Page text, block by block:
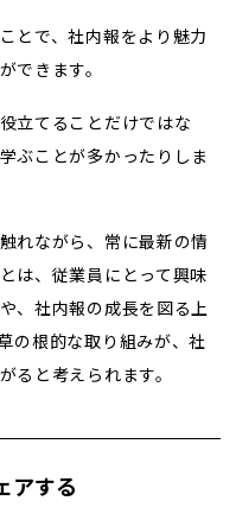
とで、社内報をより魅力
できます。
立てることだけではな
ぶことが多かったりしま
れながら、常に最新の情
は、従業員にとって興味
、社内報の成長を図る上
の根的な取り組みが、社
ると考えられます。
アする